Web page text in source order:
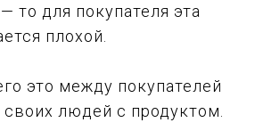
то для покупателя эта
плохой.
это между покупателей
людей с продуктом.